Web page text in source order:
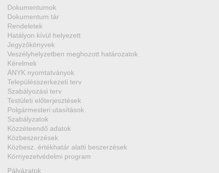
Dokumentumok
Dokumentum tár
Rendeletek
Hatályon kívül helyezett
Jegyzőkönyvek
Veszélyhelyzetben meghozott határozatok
Kérelmek
ÁNYK nyomtatványok
Településszerkezeti terv
Szabályozási terv
Testületi előterjesztések
Polgármesteri utasítások
Szabályzatok
Közzéteendő adatok
Közbeszerzések
Közbesz. értékhatár alatti beszerzések
Környezetvédelmi program
Pályázatok